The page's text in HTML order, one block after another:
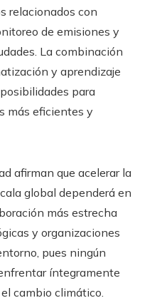
relacionados con
de emisiones y
La combinación
y aprendizaje
para
más eficientes y
afirman que acelerar la
global dependerá en
más estrecha
y organizaciones
pues ningún
íntegramente
cambio climático.